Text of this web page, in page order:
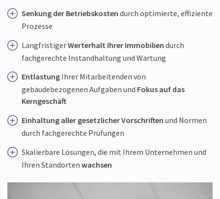
Senkung der Betriebskosten durch optimierte, effiziente
Prozesse
LangfristigerWerterhalt Ihrer Immobilien durch
fachgerechte Instandhaltung und Wartung
EntlastungIhrer Mitarbeitenden von
gebäudebezogenen Aufgaben und Fokus auf das
Kerngeschäft
Einhaltung aller gesetzlicher Vorschriften und Normen
durch fachgerechte Prüfungen
Skalierbare Lösungen, die mit Ihrem Unternehmen und
Ihren Standorten wachsen